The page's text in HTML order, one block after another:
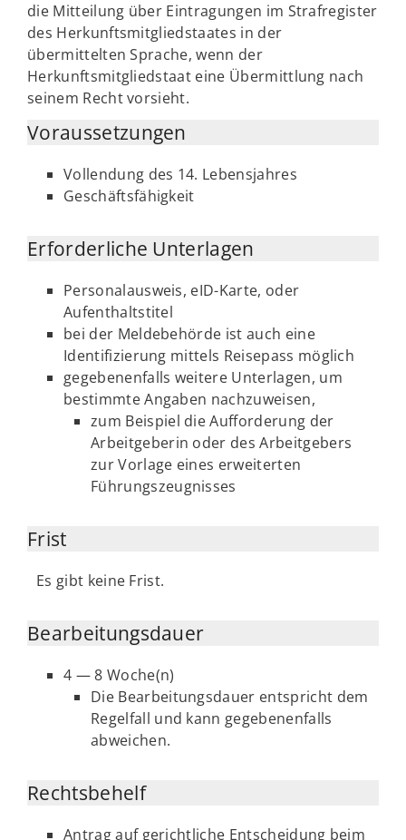
die Mitteilung über Eintragungen im Strafregister
des Herkunftsmitgliedstaates in der
übermittelten Sprache, wenn der
Herkunftsmitgliedstaat eine Übermittlung nach
seinem Recht vorsieht.
Voraussetzungen
Vollendung des 14. Lebensjahres
Geschäftsfähigkeit
Erforderliche Unterlagen
Personalausweis, eID-Karte, oder
Aufenthaltstitel
bei der Meldebehörde ist auch eine
Identifizierung mittels Reisepass möglich
gegebenenfalls weitere Unterlagen, um
bestimmte Angaben nachzuweisen,
zum Beispiel die Aufforderung der
Arbeitgeberin oder des Arbeitgebers
zur Vorlage eines erweiterten
Führungszeugnisses
Frist
Es gibt keine Frist.
Bearbeitungsdauer
4 — 8 Woche(n)
Die Bearbeitungsdauer entspricht dem
Regelfall und kann gegebenenfalls
abweichen.
Rechtsbehelf
Antrag auf gerichtliche Entscheidung beim